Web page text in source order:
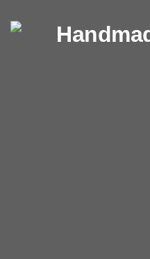
Перейти к содержимому